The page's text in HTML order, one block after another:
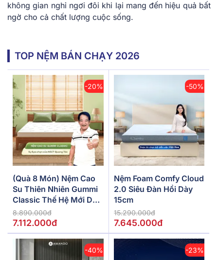
không gian nghỉ ngơi đôi khi lại mang đến hiệu quả bất
ngờ cho cả chất lượng cuộc sống.
TOP NỆM BÁN CHẠY 2026
-20%
(Quà 8 Món) Nệm Cao
Su Thiên Nhiên Gummi
Classic Thế Hệ Mới Dày
5/10/15cm
8.890.000đ
7.112.000đ
-50%
Nệm Foam Comfy Cloud
2.0 Siêu Đàn Hồi Dày
15cm
15.290.000đ
7.645.000đ
-40% -23%